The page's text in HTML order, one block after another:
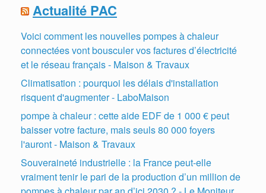
Actualité PAC
Voici comment les nouvelles pompes à chaleur
connectées vont bousculer vos factures d’électricité
et le réseau français - Maison & Travaux
Climatisation : pourquoi les délais d'installation
risquent d'augmenter - LaboMaison
pompe à chaleur : cette aide EDF de 1 000 € peut
baisser votre facture, mais seuls 80 000 foyers
l'auront - Maison & Travaux
Souveraineté industrielle : la France peut-elle
vraiment tenir le pari de la production d’un million de